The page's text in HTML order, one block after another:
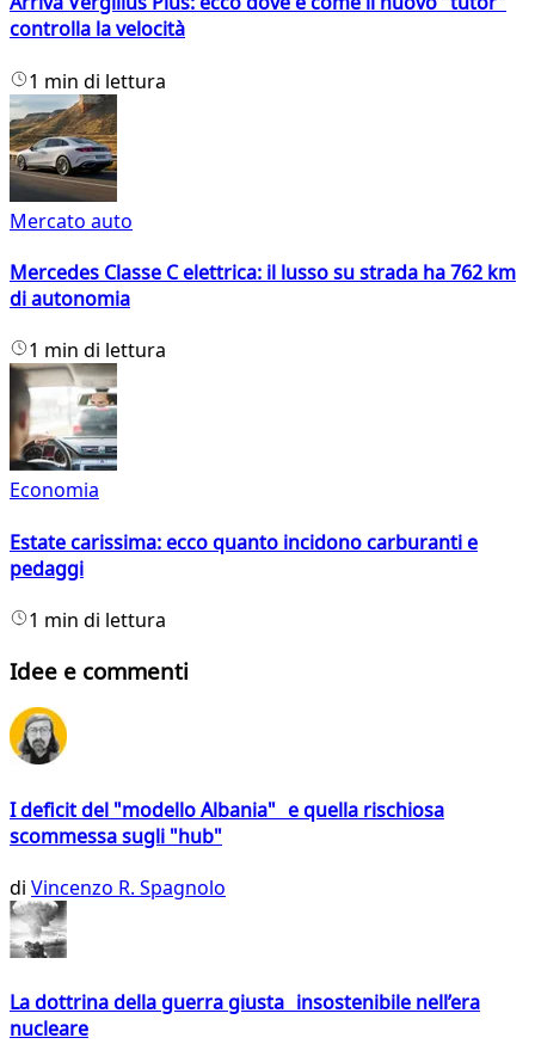
controlla la velocità
1 min di lettura
Mercato auto
Mercedes Classe C elettrica: il lusso su strada ha 762 km
di autonomia
1 min di lettura
Economia
Estate carissima: ecco quanto incidono carburanti e
pedaggi
1 min di lettura
Idee e commenti
I deficit del "modello Albania" e quella rischiosa
scommessa sugli "hub"
di Vincenzo R. Spagnolo
La dottrina della guerra giusta insostenibile nell’era
nucleare